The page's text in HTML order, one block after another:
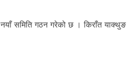
समिति गठन गरेको छ । किराँत याक्थुङ